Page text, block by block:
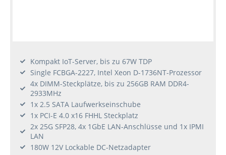
Kompakt IoT-Server, bis zu 67W TDP
Single FCBGA-2227, Intel Xeon D-1736NT-Prozessor
4x DIMM-Steckplätze, bis zu 256GB RAM DDR4-
2933MHz
1x 2.5 SATA Laufwerkseinschube
1x PCI-E 4.0 x16 FHHL Steckplatz
2x 25G SFP28, 4x 1GbE LAN-Anschlüsse und 1x IPMI
LAN
180W 12V Lockable DC-Netzadapter